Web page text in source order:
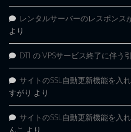
レンタルサーバーのレスポンス
より
DTI の VPSサービス終了に伴う
サイトのSSL自動更新機能を入
すがり より
サイトのSSL自動更新機能を入
んこ より